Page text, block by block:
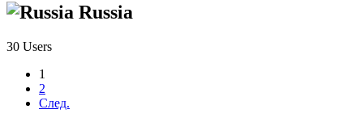
Russia
30 Users
1
2
След.